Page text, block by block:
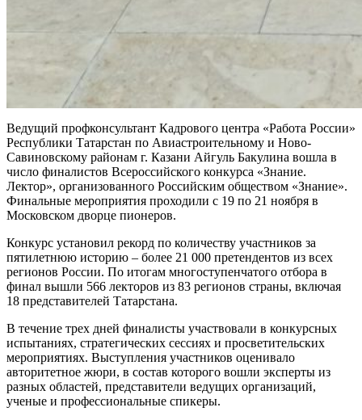
Ведущий профконсультант Кадрового центра «Работа России»
Республики Татарстан по Авиастроительному и Ново-
Савиновскому районам г. Казани Айгуль Бакулина вошла в
число финалистов Всероссийского конкурса «Знание.
Лектор», организованного Российским обществом «Знание».
Финальные мероприятия проходили с 19 по 21 ноября в
Московском дворце пионеров.
Конкурс установил рекорд по количеству участников за
пятилетнюю историю – более 21 000 претендентов из всех
регионов России. По итогам многоступенчатого отбора в
финал вышли 566 лекторов из 83 регионов страны, включая
18 представителей Татарстана.
В течение трех дней финалисты участвовали в конкурсных
испытаниях, стратегических сессиях и просветительских
мероприятиях. Выступления участников оценивало
авторитетное жюри, в состав которого вошли эксперты из
разных областей, представители ведущих организаций,
ученые и профессиональные спикеры.